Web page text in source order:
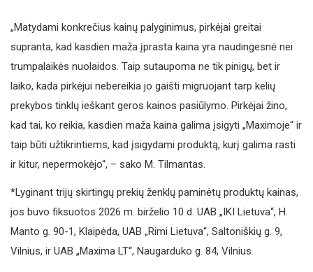
„Matydami konkrečius kainų palyginimus, pirkėjai greitai
supranta, kad kasdien maža įprasta kaina yra naudingesnė nei
trumpalaikės nuolaidos. Taip sutaupoma ne tik pinigų, bet ir
laiko, kada pirkėjui nebereikia jo gaišti migruojant tarp kelių
prekybos tinklų ieškant geros kainos pasiūlymo. Pirkėjai žino,
kad tai, ko reikia, kasdien maža kaina galima įsigyti „Maximoje“ ir
taip būti užtikrintiems, kad įsigydami produktą, kurį galima rasti
ir kitur, nepermokėjo“, – sako M. Tilmantas.
*Lyginant trijų skirtingų prekių ženklų paminėtų produktų kainas,
jos buvo fiksuotos 2026 m. birželio 10 d. UAB „IKI Lietuva“, H.
Manto g. 90-1, Klaipėda, UAB „Rimi Lietuva“, Saltoniškių g. 9,
Vilnius, ir UAB „Maxima LT“, Naugarduko g. 84, Vilnius.